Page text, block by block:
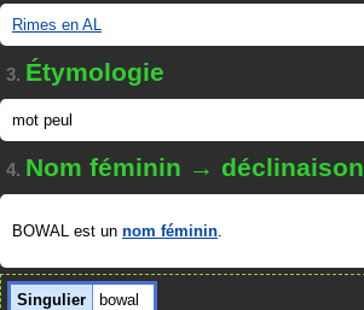
Rimes en AL
3. Étymologie
mot peul
4. Nom féminin → déclinaison
BOWAL est un nom féminin.
Singulier
bowal